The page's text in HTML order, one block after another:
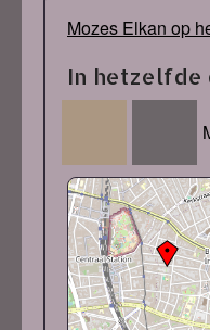
Mozes Elkan op
In hetzelfde